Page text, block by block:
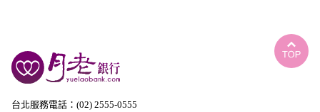
台北服務電話：(02) 2555-0555